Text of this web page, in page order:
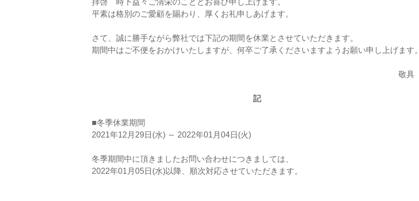
拝啓 時下益々ご清栄のこととお喜び申し上げます。
平素は格別のご愛顧を賜わり、厚くお礼申しあげます。
さて、誠に勝手ながら弊社では下記の期間を休業とさせていただきます。
期間中はご不便をおかけいたしますが、何卒ご了承くださいますようお願い申し上げます。
敬具
記
■冬季休業期間
2021年12月29日(水) ～ 2022年01月04日(火)
冬季期間中に頂きましたお問い合わせにつきましては、
2022年01月05日(水)以降、順次対応させていただきます。